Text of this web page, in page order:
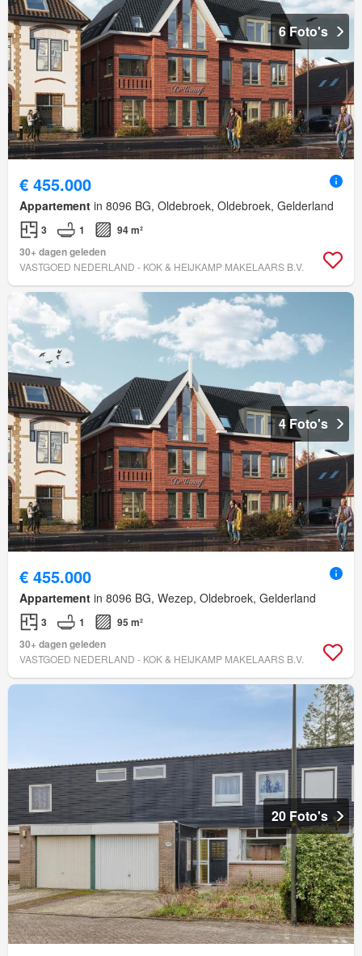
6 Foto's
€ 455.000
Appartement in 8096 BG, Oldebroek, Oldebroek, Gelderland
3 1
94 m²
30+ dagen geleden
VASTGOED NEDERLAND - KOK & HEIJKAMP MAKELAARS B.V.
4 Foto's
€ 455.000
Appartement in 8096 BG, Wezep, Oldebroek, Gelderland
3 1
95 m²
30+ dagen geleden
VASTGOED NEDERLAND - KOK & HEIJKAMP MAKELAARS B.V.
20 Foto's